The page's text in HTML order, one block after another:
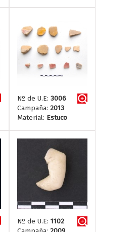
Nº de U.E: 3006
Campaña: 2013
Material: Estuco
Nº de U.E: 1102